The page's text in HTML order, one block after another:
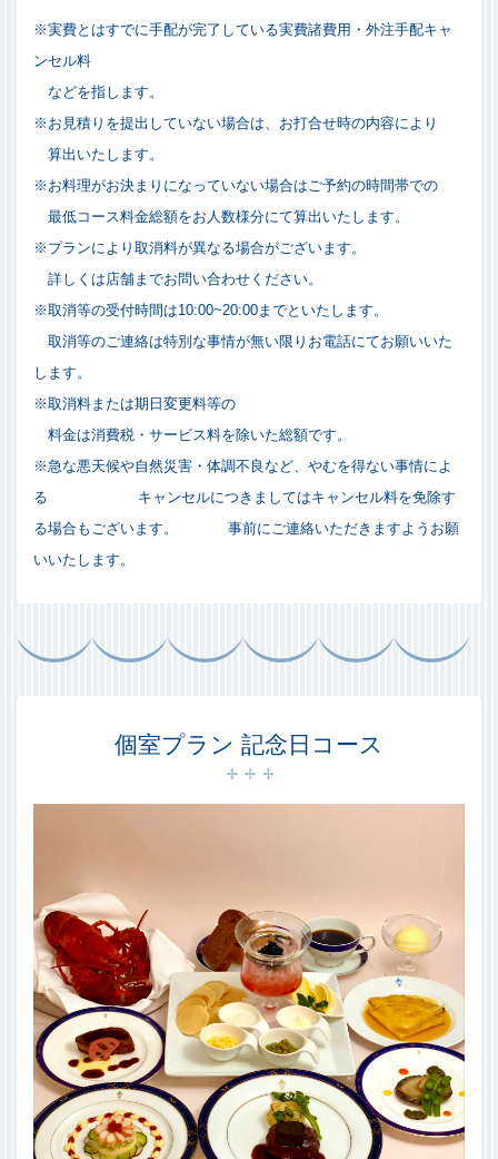
※実費とはすでに手配が完了している実費諸費用・外注手配キャ
ンセル料
などを指します。
※お見積りを提出していない場合は、お打合せ時の内容により
算出いたします。
※お料理がお決まりになっていない場合はご予約の時間帯での
最低コース料金総額をお人数様分にて算出いたします。
※プランにより取消料が異なる場合がございます。
詳しくは店舗までお問い合わせください。
※取消等の受付時間は10:00~20:00までといたします。
取消等のご連絡は特別な事情が無い限りお電話にてお願いいた
します。
※取消料または期日変更料等の
料金は消費税・サービス料を除いた総額です。
※急な悪天候や自然災害・体調不良など、やむを得ない事情によ
る
キャンセルにつきましてはキャンセル料を免除す
る場合も ございます。
事前にご連絡いただきますようお願
いいたします。
個室プラン 記念日コース